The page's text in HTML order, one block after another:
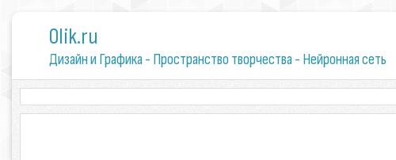
0lik.ru
Дизайн и Графика - Пространство творчества - Нейронная сеть